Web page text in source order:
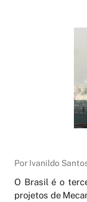
Por Ivanildo
O Brasil é o
projetos de